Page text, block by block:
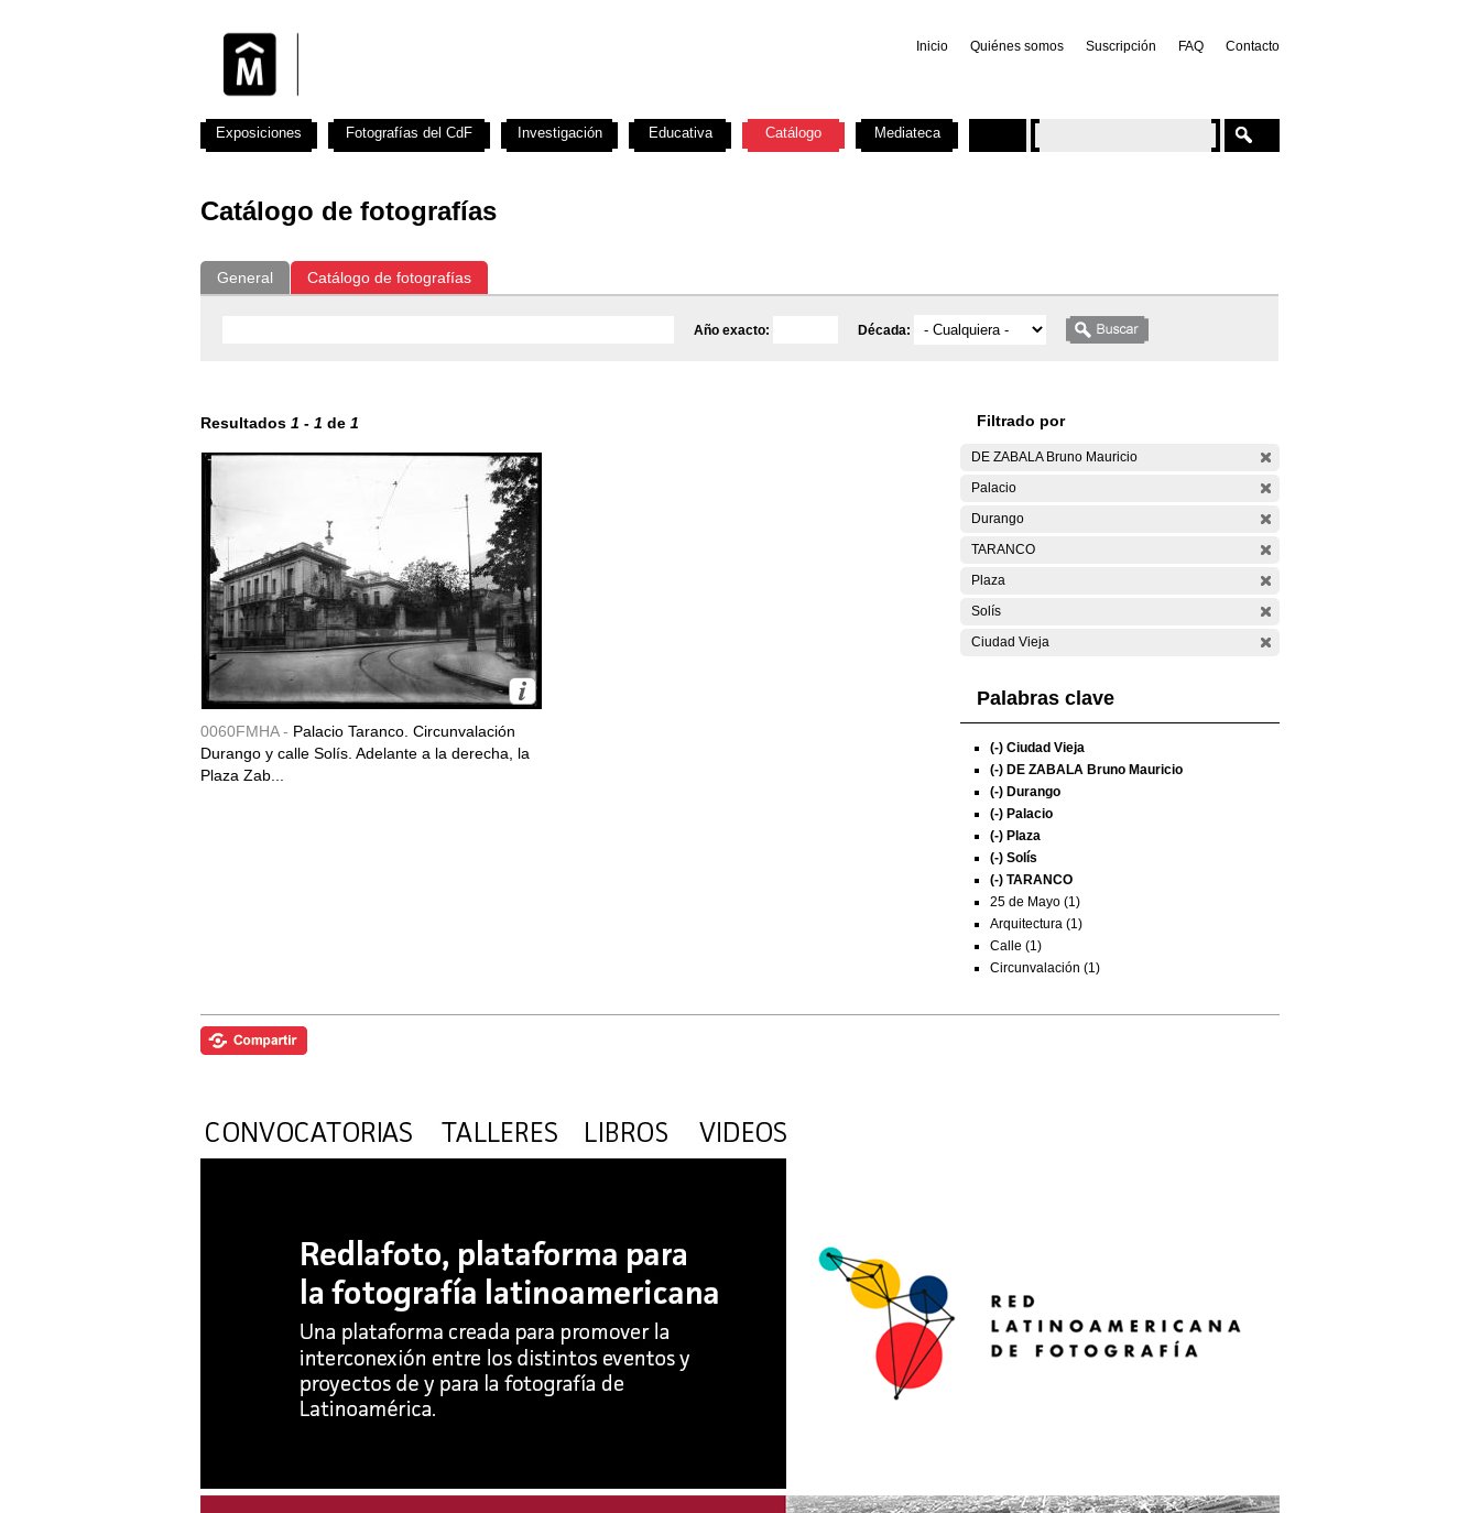
Inicio Quiénes somos Suscripción FAQ Contacto
Catálogo de fotografías
General Catálogo de fotografías
Año exacto: Década:
Resultados 1 - 1 de 1
0060FMHA - Palacio Taranco. Circunvalación
Durango y calle Solís. Adelante a la derecha, la
Plaza Zab...
Filtrado por
DE ZABALA Bruno Mauricio
Palacio
Durango
TARANCO
Plaza
Solís
Ciudad Vieja
Palabras clave
(-) Ciudad Vieja
(-) DE ZABALA Bruno Mauricio
(-) Durango
(-) Palacio
(-) Plaza
(-) Solís
(-) TARANCO
25 de Mayo (1)
Arquitectura (1)
Calle (1)
Circunvalación (1)
Exposiciones Fotografías del CdF Investigación Educativa Catálogo Mediateca